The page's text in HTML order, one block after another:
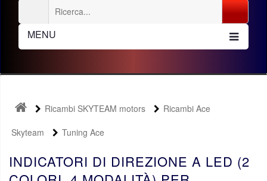
MENU
Ricambi SKYTEAM motors
Ricambi Ace
Skyteam
Tuning Ace
INDICATORI DI DIREZIONE A LED (2